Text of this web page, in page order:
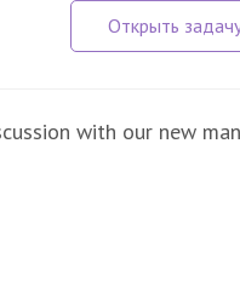
with our new